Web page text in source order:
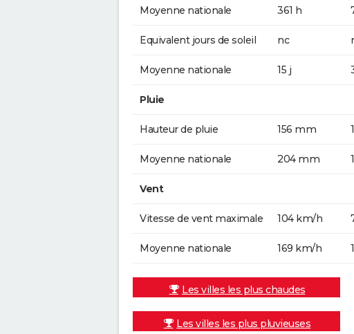
Moyenne nationale 361 h
Equivalent jours de soleil nc
Moyenne nationale 15 j
Pluie
Hauteur de pluie 156 mm
Moyenne nationale 204 mm
Vent
Vitesse de vent maximale 104 km/h
Moyenne nationale 169 km/h
Les villes les plus chaudes
Les villes les plus pluvieuses